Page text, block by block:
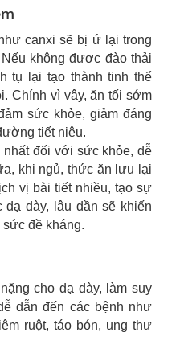
canxi sẽ bị ứ lại trong
không được đào thải
tụ lại tạo thành tinh thể
Chính vì vậy, ăn tối sớm
sức khỏe, giảm đáng
tiết niệu.
đối với sức khỏe, dễ
khi ngủ, thức ăn lưu lại
vị bài tiết nhiều, tạo sự
dạ dày, lâu dần sẽ khiến
sức đề kháng.
cho dạ dày, làm suy
dẫn đến các bệnh như
ruột, táo bón, ung thư